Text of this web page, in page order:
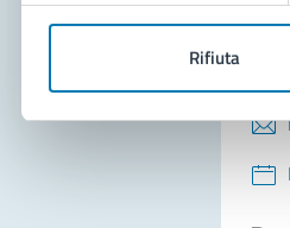
Rifiuta